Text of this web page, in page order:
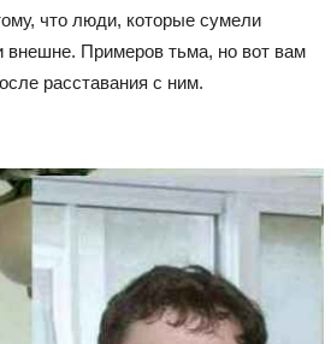
что люди, которые сумели
внешне. Примеров тьма, но вот вам
расставания с ним.